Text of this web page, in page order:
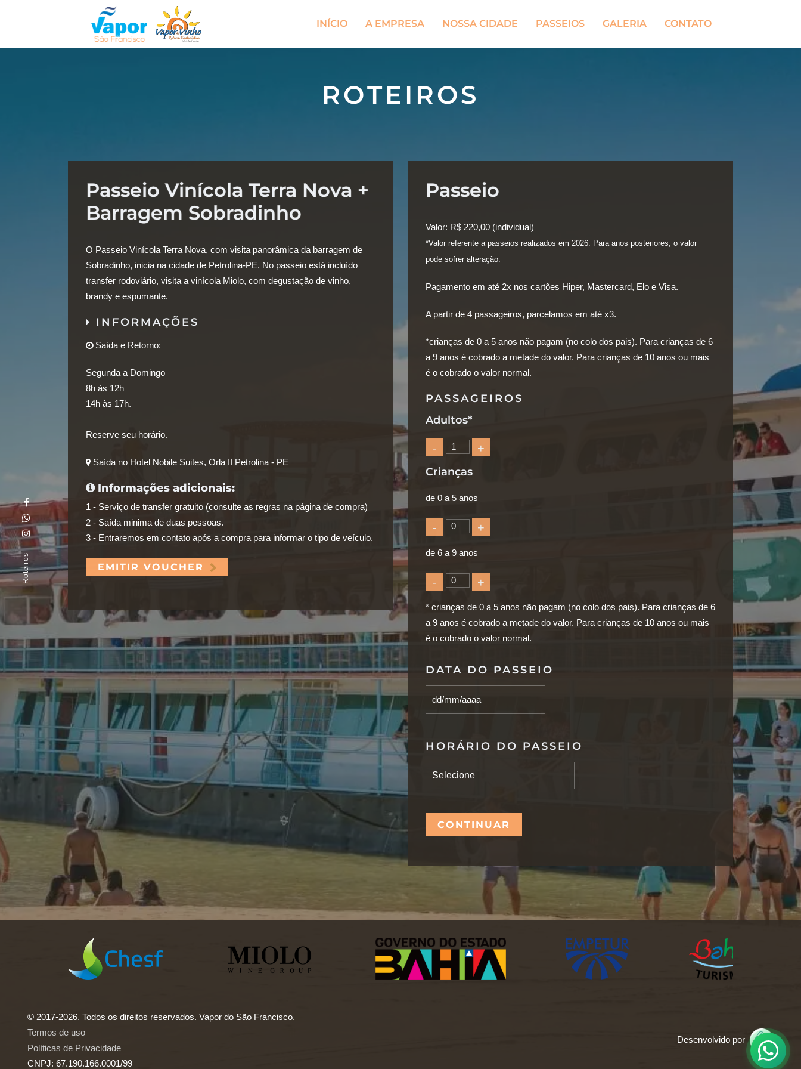
Roteiros
INÍCIO A EMPRESA NOSSA CIDADE PASSEIOS GALERIA CONTATO
ROTEIROS
Passeio Vinícola Terra Nova +
Barragem Sobradinho
O Passeio Vinícola Terra Nova, com visita panorâmica da barragem de
Sobradinho, inicia na cidade de Petrolina-PE. No passeio está incluído
transfer rodoviário, visita a vinícola Miolo, com degustação de vinho,
brandy e espumante.
INFORMAÇÕES
Saída e Retorno:
Segunda a Domingo
8h às 12h
14h às 17h.
Reserve seu horário.
Saída no Hotel Nobile Suites, Orla II Petrolina - PE
Informações adicionais:
1 - Serviço de transfer gratuito (consulte as regras na página de compra)
2 - Saída minima de duas pessoas.
3 - Entraremos em contato após a compra para informar o tipo de veículo.
EMITIR VOUCHER
Passeio
Valor: R$ 220,00 (individual)
*Valor referente a passeios realizados em 2026. Para anos posteriores, o valor
pode sofrer alteração.
Pagamento em até 2x nos cartões Hiper, Mastercard, Elo e Visa.
A partir de 4 passageiros, parcelamos em até x3.
*crianças de 0 a 5 anos não pagam (no colo dos pais). Para crianças de 6
a 9 anos é cobrado a metade do valor. Para crianças de 10 anos ou mais
é o cobrado o valor normal.
PASSAGEIROS
Adultos*
-
+
Crianças
de 0 a 5 anos
- +
de 6 a 9 anos
- +
* crianças de 0 a 5 anos não pagam (no colo dos pais). Para crianças de 6
a 9 anos é cobrado a metade do valor. Para crianças de 10 anos ou mais
é o cobrado o valor normal.
DATA DO PASSEIO
HORÁRIO DO PASSEIO
© 2017-2026. Todos os direitos reservados. Vapor do São Francisco.
Termos de uso
Políticas de Privacidade
CNPJ: 67.190.166.0001/99
Desenvolvido por